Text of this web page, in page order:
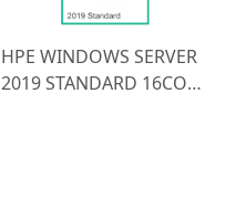
HPE WINDOWS SERVER
2019 STANDARD 16CORE